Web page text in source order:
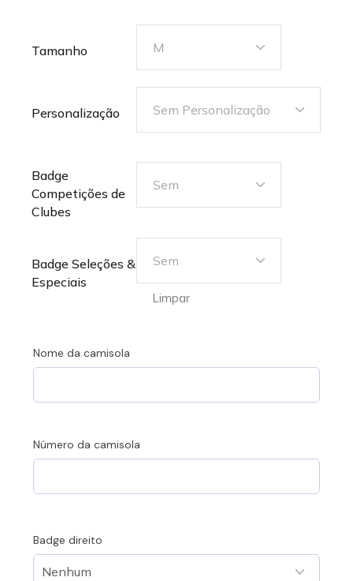
Tamanho M
Personalização Sem Personalização
Badge
Competições de
Clubes
Sem
Badge Seleções &
Especiais
Sem
Limpar
Nome da camisola
Número da camisola
Badge direito